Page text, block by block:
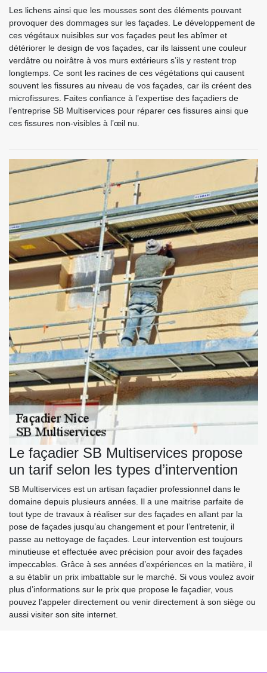
Les lichens ainsi que les mousses sont des éléments pouvant
provoquer des dommages sur les façades. Le développement de
ces végétaux nuisibles sur vos façades peut les abîmer et
détériorer le design de vos façades, car ils laissent une couleur
verdâtre ou noirâtre à vos murs extérieurs s’ils y restent trop
longtemps. Ce sont les racines de ces végétations qui causent
souvent les fissures au niveau de vos façades, car ils créent des
microfissures. Faites confiance à l’expertise des façadiers de
l’entreprise SB Multiservices pour réparer ces fissures ainsi que
ces fissures non-visibles à l’œil nu.
Le façadier SB Multiservices propose
un tarif selon les types d’intervention
SB Multiservices est un artisan façadier professionnel dans le
domaine depuis plusieurs années. Il a une maitrise parfaite de
tout type de travaux à réaliser sur des façades en allant par la
pose de façades jusqu’au changement et pour l’entretenir, il
passe au nettoyage de façades. Leur intervention est toujours
minutieuse et effectuée avec précision pour avoir des façades
impeccables. Grâce à ses années d’expériences en la matière, il
a su établir un prix imbattable sur le marché. Si vous voulez avoir
plus d’informations sur le prix que propose le façadier, vous
pouvez l’appeler directement ou venir directement à son siège ou
aussi visiter son site internet.